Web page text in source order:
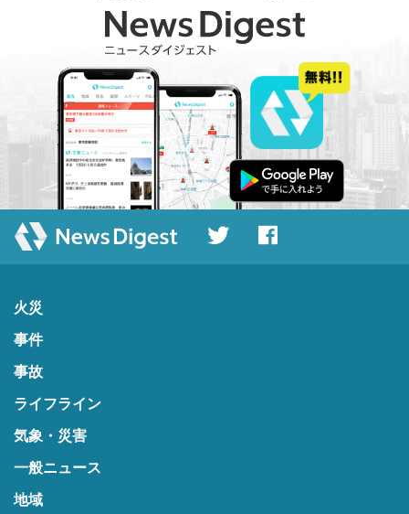
火災
事件
事故
ライフライン
気象・災害
一般ニュース
地域